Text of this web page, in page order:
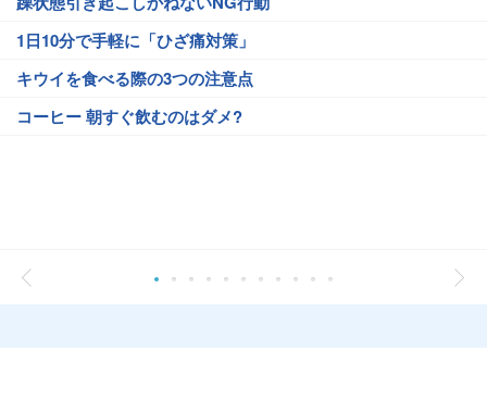
1日10分で手軽に「ひざ痛対策」
キウイを食べる際の3つの注意点
コーヒー 朝すぐ飲むのはダメ?